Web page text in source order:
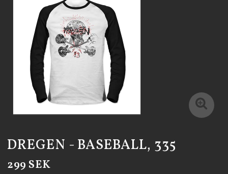
DREGEN - BASEBALL, 335
299 SEK